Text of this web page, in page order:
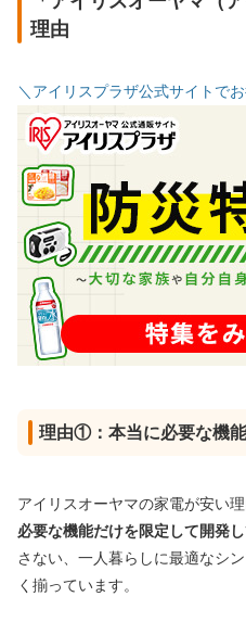
理由
＼アイリスプラザ公式サイトで
理由①：本当に必要な機
アイリスオーヤマの家電が安い理
必要な機能だけを限定して開発
さない、一人暮らしに最適なシ
く揃っています。